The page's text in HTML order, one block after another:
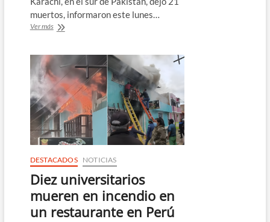
muertos, informaron este lunes…
Ver másUn
un
centro
comercial
en
Pakistán
deja
21
muertos
DESTACADOS NOTICIAS
Diez universitarios
mueren en incendio en
un restaurante en Perú